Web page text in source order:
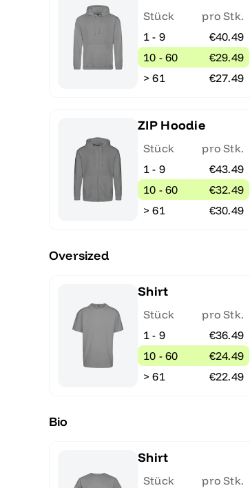
Stück
pro Stk.
1 - 9
€40.49
10 - 60
€29.49
> 61
€27.49
ZIP Hoodie
Stück
pro Stk.
1 - 9
€43.49
10 - 60
€32.49
> 61
€30.49
Oversized
Shirt
Stück
pro Stk.
1 - 9
€36.49
10 - 60
€24.49
> 61
€22.49
Bio
Shirt
Stück
pro Stk.